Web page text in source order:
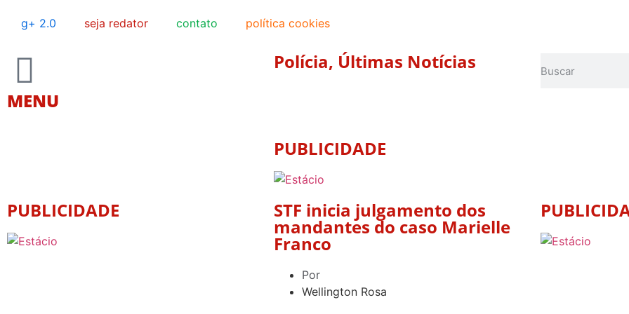
g+ 2.0 seja redator contato política cookies
MENU
Polícia, Últimas Notícias
PUBLICIDADE
PUBLICIDADE STF inicia julgamento dos
mandantes do caso Marielle
Franco
Por
Wellington Rosa